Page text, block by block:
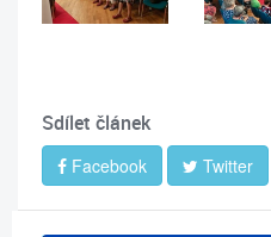
Sdílet článek
Facebook Twitter